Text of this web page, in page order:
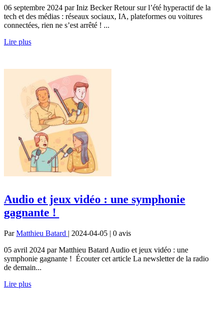
06 septembre 2024 par Iniz Becker Retour sur l’été hyperactif de la
tech et des médias : réseaux sociaux, IA, plateformes ou voitures
connectées, rien ne s’est arrêté ! ...
Lire plus
Audio et jeux vidéo : une symphonie
gagnante !
ParMatthieu Batard | 2024-04-05 | 0 avis
05 avril 2024 par Matthieu Batard Audio et jeux vidéo : une
symphonie gagnante ! Écouter cet article La newsletter de la radio
de demain...
Lire plus